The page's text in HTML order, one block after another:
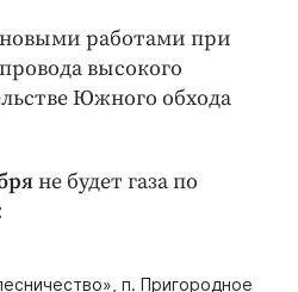
работами при
высокого
Южного обхода
не будет газа по
п. Пригородное